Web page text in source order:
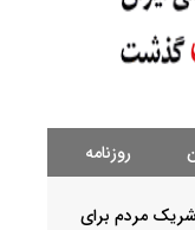
روزنامه
شریک مردم برای